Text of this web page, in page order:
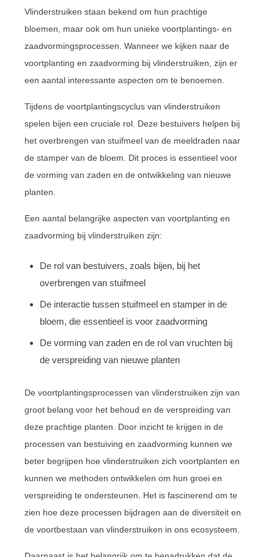
Vlinderstruiken staan bekend om hun prachtige
bloemen, maar ook om hun unieke voortplantings- en
zaadvormingsprocessen. Wanneer we kijken naar de
voortplanting en zaadvorming bij vlinderstruiken, zijn er
een aantal interessante aspecten om te benoemen.
Tijdens de voortplantingscyclus van vlinderstruiken
spelen bijen een cruciale rol. Deze bestuivers helpen bij
het overbrengen van stuifmeel van de meeldraden naar
de stamper van de bloem. Dit proces is essentieel voor
de vorming van zaden en de ontwikkeling van nieuwe
planten.
Een aantal belangrijke aspecten van voortplanting en
zaadvorming bij vlinderstruiken zijn:
De rol van bestuivers, zoals bijen, bij het
overbrengen van stuifmeel
De interactie tussen stuifmeel en stamper in de
bloem, die essentieel is voor zaadvorming
De vorming van zaden en de rol van vruchten bij
de verspreiding van nieuwe planten
De voortplantingsprocessen van vlinderstruiken zijn van
groot belang voor het behoud en de verspreiding van
deze prachtige planten. Door inzicht te krijgen in de
processen van bestuiving en zaadvorming kunnen we
beter begrijpen hoe vlinderstruiken zich voortplanten en
kunnen we methoden ontwikkelen om hun groei en
verspreiding te ondersteunen. Het is fascinerend om te
zien hoe deze processen bijdragen aan de diversiteit en
de voortbestaan van vlinderstruiken in ons ecosysteem.